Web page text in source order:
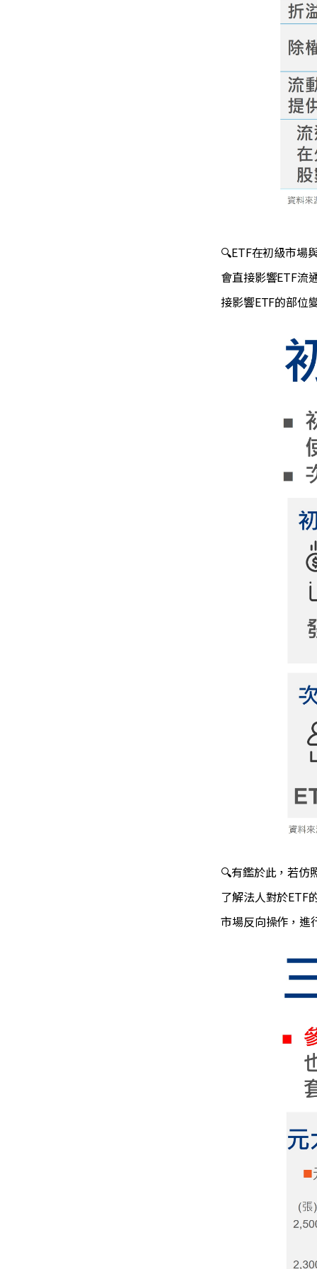
🔍ETF在初級市場
會直接影響ETF流
接影響ETF的部位
🔍有鑑於此，若仿
了解法人對於ETF
市場反向操作，進